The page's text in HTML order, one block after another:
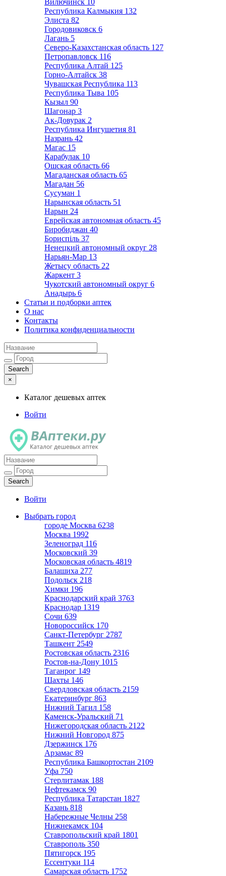
Вилючинск 10
Республика Калмыкия 132
Элиста 82
Городовиковск 6
Лагань 5
Северо-Казахстанская область 127
Петропавловск 116
Республика Алтай 125
Горно-Алтайск 38
Чувашская Республика 113
Республика Тыва 105
Кызыл 90
Шагонар 3
Ак-Довурак 2
Республика Ингушетия 81
Назрань 42
Магас 15
Карабулак 10
Ошская область 66
Магаданская область 65
Магадан 56
Сусуман 1
Нарынская область 51
Нарын 24
Еврейская автономная область 45
Биробиджан 40
Бориспіль 37
Ненецкий автономный округ 28
Нарьян-Мар 13
Жетысу область 22
Жаркент 3
Чукотский автономный округ 6
Анадырь 6
Статьи и подборки аптек
О нас
Контакты
Политика конфиденциальности
×
Каталог дешевых аптек
Войти
Каталог дешевых аптек
Войти
Выбрать город
городе Москва 6238
Москва 1992
Зеленоград 116
Московский 39
Московская область 4819
Балашиха 277
Подольск 218
Химки 196
Краснодарский край 3763
Краснодар 1319
Сочи 639
Новороссийск 170
Санкт-Петербург 2787
Ташкент 2549
Ростовская область 2316
Ростов-на-Дону 1015
Таганрог 149
Шахты 146
Свердловская область 2159
Екатеринбург 863
Нижний Тагил 158
Каменск-Уральский 71
Нижегородская область 2122
Нижний Новгород 875
Дзержинск 176
Арзамас 89
Республика Башкортостан 2109
Уфа 750
Стерлитамак 188
Нефтекамск 90
Республика Татарстан 1827
Казань 818
Набережные Челны 258
Нижнекамск 104
Ставропольский край 1801
Ставрополь 350
Пятигорск 195
Ессентуки 114
Самарская область 1752